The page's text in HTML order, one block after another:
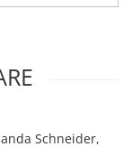
Schneider,